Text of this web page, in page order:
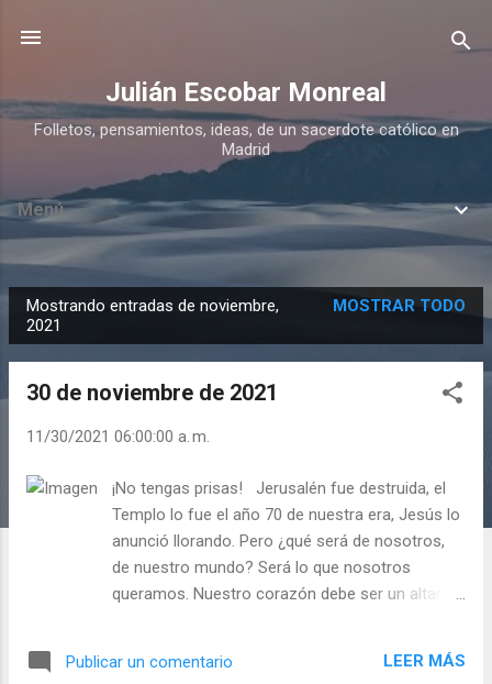
Julián Escobar Monreal
Folletos, pensamientos, ideas, de un sacerdote católico en
Madrid
Menú
n
Mostrando entradas de noviembre,
2021
MOSTRAR TODO
30 de noviembre de 2021
11/30/2021 06:00:00 a. m.
¡No tengas prisas! Jerusalén fue destruida, el
Templo lo fue el año 70 de nuestra era, Jesús lo
anunció llorando. Pero ¿qué será de nosotros,
de nuestro mundo? Será lo que nosotros
queramos. Nuestro corazón debe ser un altar
ofrece paz y amor, nada teme porque sabe que
Publicar un comentario LEER MÁS